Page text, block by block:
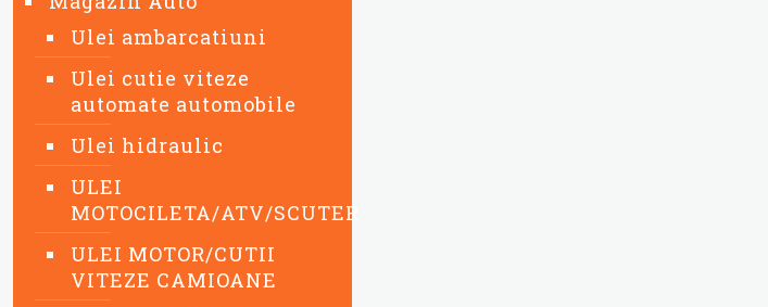
Ulei ambarcatiuni
Ulei cutie viteze
automate automobile
Ulei hidraulic
ULEI
MOTOCILETA/ATV/SCUTER
ULEI MOTOR/CUTII
VITEZE CAMIOANE